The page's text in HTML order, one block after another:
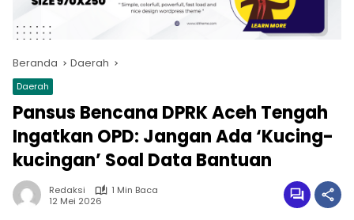
Beranda Daerah
Daerah
Pansus Bencana DPRK Aceh Tengah
Ingatkan OPD: Jangan Ada ‘Kucing-
kucingan’ Soal Data Bantuan
Redaksi
1 Min Baca
12 Mei 2026